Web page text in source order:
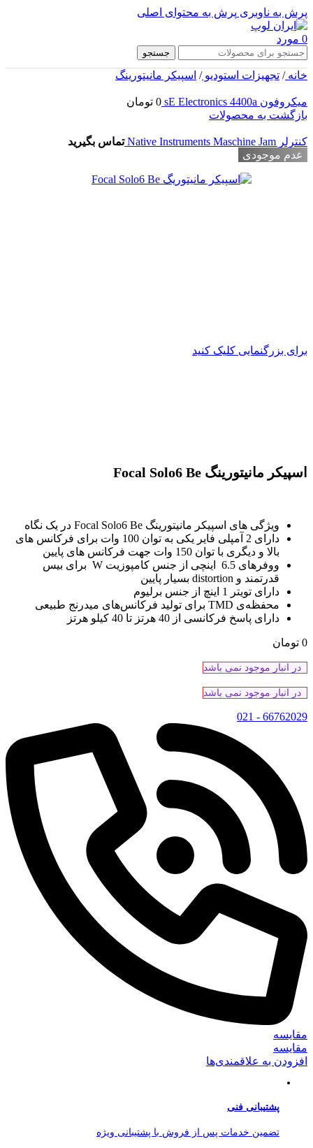
پرش به ناوبری پرش به محتوای اصلی
0 مورد
جستجو
خانه/ تجهیزات استودیو/ اسپیکر مانیتورینگ
میکروفون sE Electronics 4400a 0 تومان
بازگشت به محصولات
کنترلر Native Instruments Maschine Jam
تماس بگیرید
عدم موجودی
برای بزرگنمایی کلیک کنید
اسپیکر مانیتورینگ Focal Solo6 Be
ویژگی های اسپیکر مانیتورینگ Focal Solo6 Be در یک نگاه
دارای 2 آمپلی فایر یکی به توان 100 وات برای فرکانس های
بالا و دیگری با توان 150 وات جهت فرکانس های پایین
ووفرهای 6.5 اینچی از جنس كامپوزيت W برای بیس
قدرتمند و distortion بسیار پایین
دارای تویتر 1 اینچ از جنس برليوم
محفظه‌ی TMD برای تولید فرکانس‌های میدرنج طبیعی
دارای پاسخ فرکانسی از 40 هرتز تا 40 کیلو هرتز
0 تومان
در انبار موجود نمی باشد
در انبار موجود نمی باشد
66762029 - 021
مقایسه
مقایسه
افزودن به علاقمندی‌ها
پشتیبانی فنی
تضمین خدمات پس از فروش با پشتیبانی ویژه